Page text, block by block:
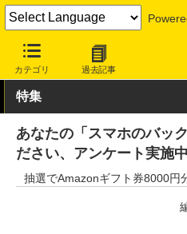
カテゴリ 過去記事
INTERNET Watch トピック
特集
あなたの「スマホのバッ
ださい、アンケート実施中
抽選でAmazonギフト券8000円